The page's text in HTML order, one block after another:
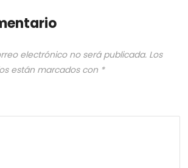
electrónico no será publicada. Los
están marcados con *